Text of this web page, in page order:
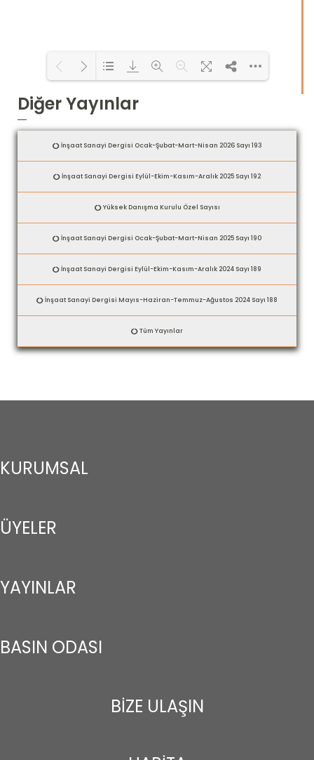
Loading PDF 25% ...
Diğer Yayınlar
İnşaat Sanayi Dergisi Ocak-Şubat-Mart-Nisan 2026 Sayı 193
İnşaat Sanayi Dergisi Eylül-Ekim-Kasım-Aralık 2025 Sayı 192
Yüksek Danışma Kurulu Özel Sayısı
İnşaat Sanayi Dergisi Ocak-Şubat-Mart-Nisan 2025 Sayı 190
İnşaat Sanayi Dergisi Eylül-Ekim-Kasım-Aralık 2024 Sayı 189
İnşaat Sanayi Dergisi Mayıs-Haziran-Temmuz-Ağustos 2024 Sayı 188
Tüm Yayınlar
KURUMSAL
ÜYELER
YAYINLAR
BASIN ODASI
BİZE ULAŞIN